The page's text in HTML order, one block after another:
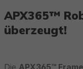
APX365™
überzeugt!
Die APX365™